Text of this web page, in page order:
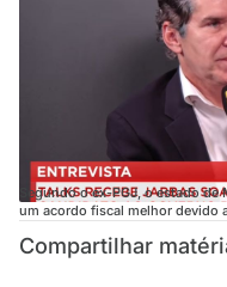
Segundo o ex-PGJ, o estado
um acordo fiscal melhor devido
Compartilhar